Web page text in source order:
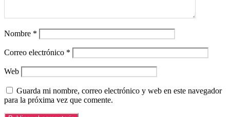
Nombre *
Correo electrónico *
Web
Guarda mi nombre, correo electrónico y web en este navegador
para la próxima vez que comente.